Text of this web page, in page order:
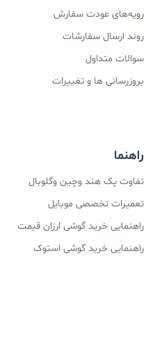
رویه‌های عودت سفارش
روند ارسال سفارشات
سوالات متداول
بروزرسانی ها و تغییرات
راهنما
تفاوت پک هند وچین وگلوبال
تعمیرات تخصصی موبایل
راهنمایی خرید گوشی ارزان قیمت
راهنمایی خرید گوشی استوک